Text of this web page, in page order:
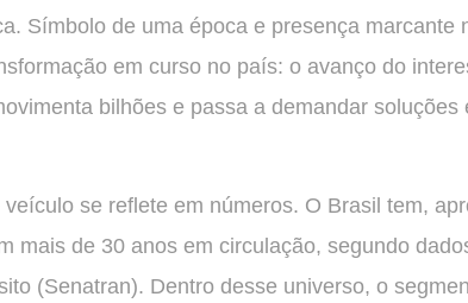
Símbolo de uma época e presença marcante
em curso no país: o avanço do
bilhões e passa a demandar soluções
se reflete em números. O Brasil tem,
mais de 30 anos em circulação, segundo
(Senatran). Dentro desse universo, o